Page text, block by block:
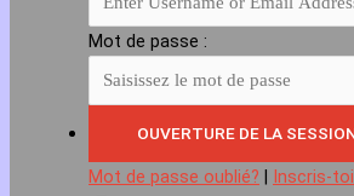
Mot de passe :
Mot de passe oublié? Inscris-toi